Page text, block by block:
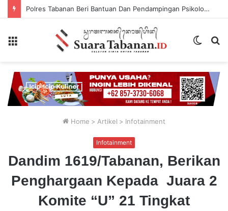
Polres Tabanan Beri Bantuan Dan Pendampingan Psikologis
Switch
Home > Artikel > Infotainment
Infotainment
Dandim 1619/Tabanan, Berikan
Penghargaan Kepada Juara 2
Komite “U” 21 Tingkat